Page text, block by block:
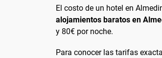
El costo de un hotel en
alojamientos baratos en
y 80€ por noche.
Para conocer las tarifas